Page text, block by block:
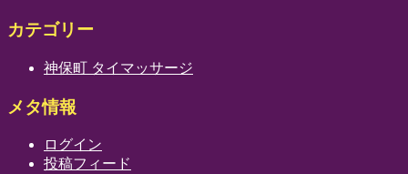
カテゴリー
神保町 タイマッサージ
メタ情報
ログイン
投稿フィード